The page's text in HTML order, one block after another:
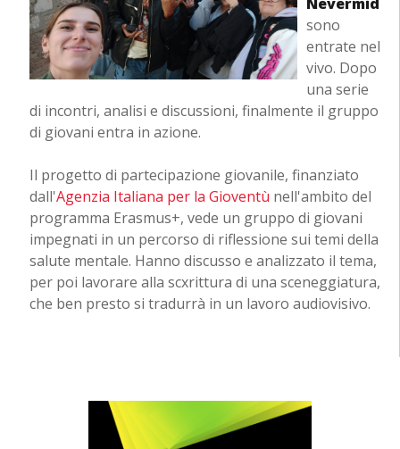
Nevermid
sono
entrate nel
vivo. Dopo
una serie
di incontri, analisi e discussioni, finalmente il gruppo
di giovani entra in azione.
Il progetto di partecipazione giovanile, finanziato
dall'Agenzia Italiana per la Gioventù nell'ambito del
programma Erasmus+, vede un gruppo di giovani
impegnati in un percorso di riflessione sui temi della
salute mentale. Hanno discusso e analizzato il tema,
per poi lavorare alla scxrittura di una sceneggiatura,
che ben presto si tradurrà in un lavoro audiovisivo.